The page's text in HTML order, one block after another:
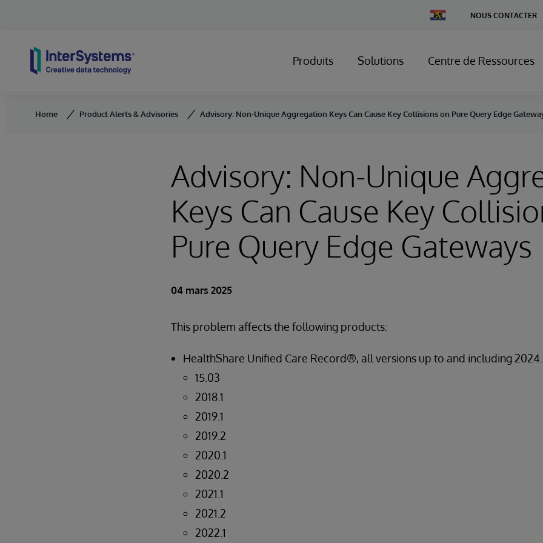
Change
Country
NOUS CONTACTER
Produits Solutions Centre de Ressources
Home Product Alerts & Advisories Advisory: Non-Unique Aggregation Keys Can Cause Key Collisions on Pure Query Edge
Advisory: Non-Unique
Keys Can Cause Key
Pure Query Edge Gateways
04 mars 2025
This problem affects the following products:
HealthShare Unified Care Record®, all versions up to and including
15.03
2018.1
2019.1
2019.2
2020.1
2020.2
2021.1
2021.2
2022.1